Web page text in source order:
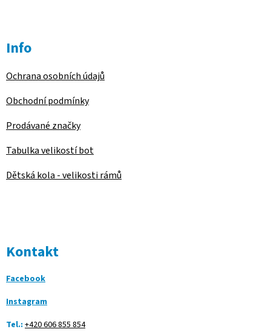
Info
Ochrana osobních údajů
Obchodní podmínky
Prodávané značky
Tabulka velikostí bot
Dětská kola - velikosti rámů
Kontakt
Facebook
Instagram
Tel.: +420 606 855 854